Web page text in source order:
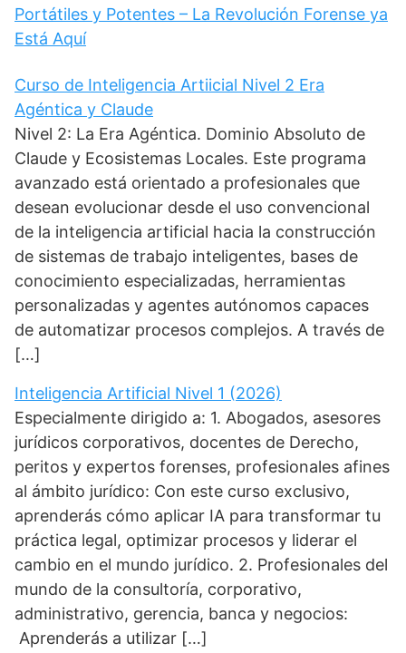
Portátiles y Potentes – La Revolución Forense ya
Está Aquí
Curso de Inteligencia Artiicial Nivel 2 Era
Agéntica y Claude
Nivel 2: La Era Agéntica. Dominio Absoluto de
Claude y Ecosistemas Locales. Este programa
avanzado está orientado a profesionales que
desean evolucionar desde el uso convencional
de la inteligencia artificial hacia la construcción
de sistemas de trabajo inteligentes, bases de
conocimiento especializadas, herramientas
personalizadas y agentes autónomos capaces
de automatizar procesos complejos. A través de
[…]
Inteligencia Artificial Nivel 1 (2026)
Especialmente dirigido a: 1. Abogados, asesores
jurídicos corporativos, docentes de Derecho,
peritos y expertos forenses, profesionales afines
al ámbito jurídico: Con este curso exclusivo,
aprenderás cómo aplicar IA para transformar tu
práctica legal, optimizar procesos y liderar el
cambio en el mundo jurídico. 2. Profesionales del
mundo de la consultoría, corporativo,
administrativo, gerencia, banca y negocios:
Aprenderás a utilizar […]